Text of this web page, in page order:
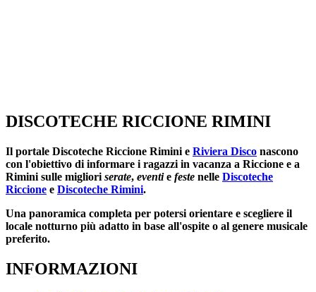
DISCOTECHE RICCIONE RIMINI
Il portale Discoteche Riccione Rimini e Riviera Disco nascono
con l'obiettivo di informare i ragazzi in vacanza a Riccione e a
Rimini sulle migliori serate, eventie feste nelle Discoteche
Riccione e Discoteche Rimini.
Una panoramica completa per potersi orientare e scegliere il
locale notturno più adatto in base all'ospite o al genere musicale
preferito.
INFORMAZIONI